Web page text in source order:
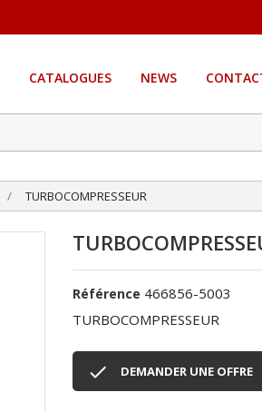
CATALOGUES NEWS
TURBOCOMPRESSEUR
Référence 466856-5003
TURBOCOMPRESSEUR
 DEMANDER UNE OFFRE